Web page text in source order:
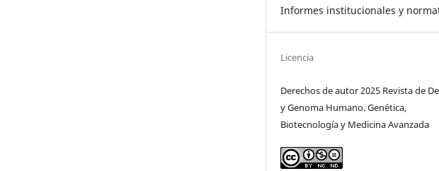
Informes institucionales y
Licencia
Derechos de autor 2025 Revista de
y Genoma Humano. Genética,
Biotecnología y Medicina Avanzada